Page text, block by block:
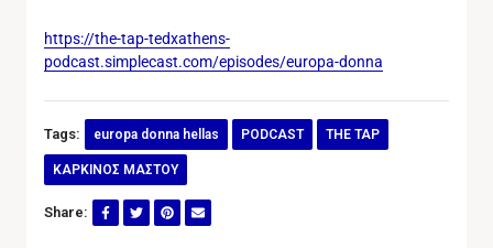
https://the-tap-tedxathens-
podcast.simplecast.com/episodes/europa-donna
Tags: europa donna hellas PODCAST THE TAP
ΚΑΡΚΙΝΟΣ ΜΑΣΤΟΥ
Share: